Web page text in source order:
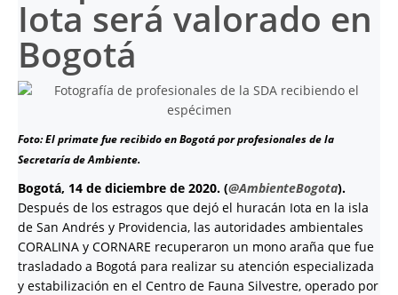
Iota será valorado en
Bogotá
Foto: El primate fue recibido en Bogotá por profesionales de la
Secretaría de Ambiente.
Bogotá, 14 de diciembre de 2020. (@AmbienteBogota).
Después de los estragos que dejó el huracán Iota en la isla
de San Andrés y Providencia, las autoridades ambientales
CORALINA y CORNARE recuperaron un mono araña que fue
trasladado a Bogotá para realizar su atención especializada
y estabilización en el Centro de Fauna Silvestre, operado por